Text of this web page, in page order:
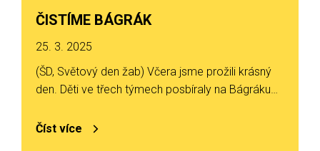
ČISTÍME BÁGRÁK
25. 3. 2025
(ŠD, Světový den žab) Včera jsme prožili krásný
den. Děti ve třech týmech posbíraly na Bágráku…
Číst více